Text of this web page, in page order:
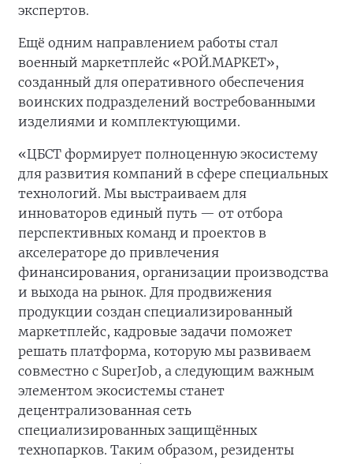
экспертов.
Ещё одним направлением работы стал
военный маркетплейс «РОЙ.МАРКЕТ»,
созданный для оперативного обеспечения
воинских подразделений востребованными
изделиями и комплектующими.
«ЦБСТ формирует полноценную экосистему
для развития компаний в сфере специальных
технологий. Мы выстраиваем для
инноваторов единый путь — от отбора
перспективных команд и проектов в
акселераторе до привлечения
финансирования, организации производства
и выхода на рынок. Для продвижения
продукции создан специализированный
маркетплейс, кадровые задачи поможет
решать платформа, которую мы развиваем
совместно с SuperJob, а следующим важным
элементом экосистемы станет
децентрализованная сеть
специализированных защищённых
технопарков. Таким образом, резиденты